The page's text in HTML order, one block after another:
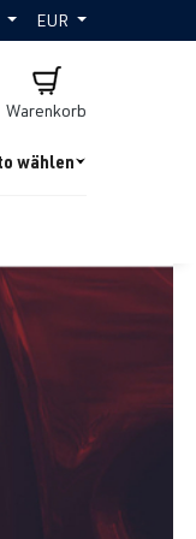
EUR
Warenkorb
wählen